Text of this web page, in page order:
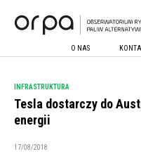
O NAS
INFRASTRUKTURA
Tesla dostarczy do
energii
17/08/2018